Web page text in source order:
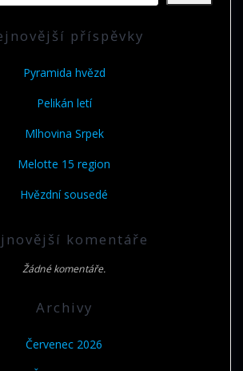
příspěvky
Pyramida hvězd
Pelikán letí
Mlhovina Srpek
Melotte 15 region
Hvězdní sousedé
komentáře
Žádné komentáře.
Archivy
Červenec 2026